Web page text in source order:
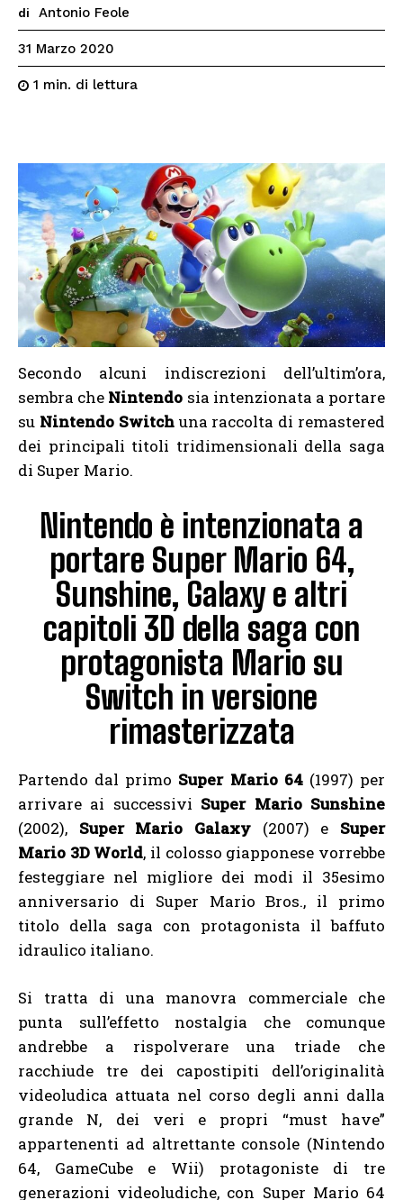
di Antonio Feole
31 Marzo 2020
1 min. di lettura
Secondo alcuni indiscrezioni dell’ultim’ora,
sembra che Nintendo sia intenzionata a portare
su Nintendo Switch una raccolta di remastered
dei principali titoli tridimensionali della saga
di Super Mario.
Nintendo è intenzionata a
portare Super Mario 64,
Sunshine, Galaxy e altri
capitoli 3D della saga con
protagonista Mario su
Switch in versione
rimasterizzata
Partendo dal primo Super Mario 64(1997) per
arrivare ai successivi Super Mario Sunshine
(2002), Super Mario Galaxy (2007) e Super
Mario 3D World, il colosso giapponese vorrebbe
festeggiare nel migliore dei modi il 35esimo
anniversario di Super Mario Bros., il primo
titolo della saga con protagonista il baffuto
idraulico italiano.
Si tratta di una manovra commerciale che
punta sull’effetto nostalgia che comunque
andrebbe a rispolverare una triade che
racchiude tre dei capostipiti dell’originalità
videoludica attuata nel corso degli anni dalla
grande N, dei veri e propri “must have”
appartenenti ad altrettante console (Nintendo
64, GameCube e Wii) protagoniste di tre
generazioni videoludiche, con Super Mario 64